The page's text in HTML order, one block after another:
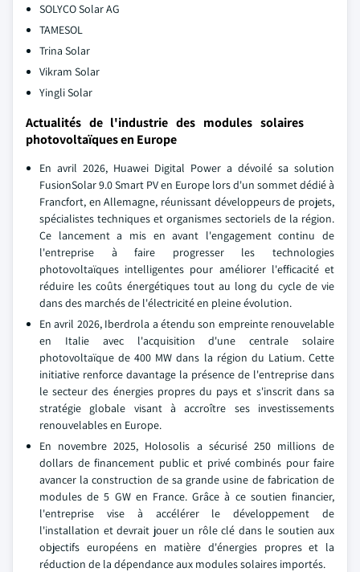
SOLYCO Solar AG
TAMESOL
Trina Solar
Vikram Solar
Yingli Solar
Actualités de l'industrie des modules solaires
photovoltaïques en Europe
En avril 2026, Huawei Digital Power a dévoilé sa solution
FusionSolar 9.0 Smart PV en Europe lors d'un sommet dédié à
Francfort, en Allemagne, réunissant développeurs de projets,
spécialistes techniques et organismes sectoriels de la région.
Ce lancement a mis en avant l'engagement continu de
l'entreprise à faire progresser les technologies
photovoltaïques intelligentes pour améliorer l'efficacité et
réduire les coûts énergétiques tout au long du cycle de vie
dans des marchés de l'électricité en pleine évolution.
En avril 2026, Iberdrola a étendu son empreinte renouvelable
en Italie avec l'acquisition d'une centrale solaire
photovoltaïque de 400 MW dans la région du Latium. Cette
initiative renforce davantage la présence de l'entreprise dans
le secteur des énergies propres du pays et s'inscrit dans sa
stratégie globale visant à accroître ses investissements
renouvelables en Europe.
En novembre 2025, Holosolis a sécurisé 250 millions de
dollars de financement public et privé combinés pour faire
avancer la construction de sa grande usine de fabrication de
modules de 5 GW en France. Grâce à ce soutien financier,
l'entreprise vise à accélérer le développement de
l'installation et devrait jouer un rôle clé dans le soutien aux
objectifs européens en matière d'énergies propres et la
réduction de la dépendance aux modules solaires importés.